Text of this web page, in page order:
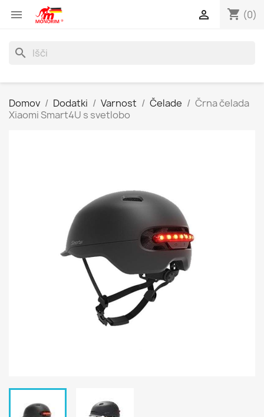
 shopping_cart (0)

search
Domov Dodatki Varnost Čelade
Črna čelada
Xiaomi Smart4U s svetlobo